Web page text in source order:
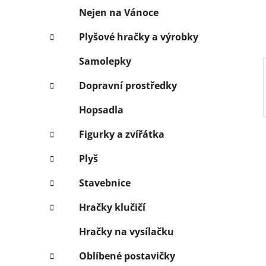
a
l
Nejen na Vánoce
Plyšové hračky a výrobky
Samolepky
Dopravní prostředky
Hopsadla
Figurky a zvířátka
Plyš
Stavebnice
Hračky klučičí
Hračky na vysílačku
Oblíbené postavičky